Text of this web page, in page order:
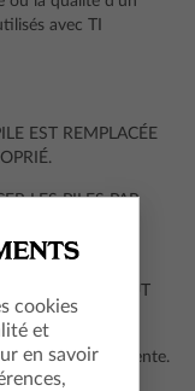
avec TI
EST REMPLACÉE
LES PILES PAR
EQUIVALENT
MISE AU RÉBUT
au point de vente.
cookies
et
en savoir